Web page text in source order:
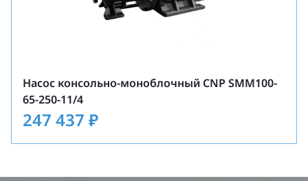
Максимальное давление на входе: 10 бар
(выше по запросу).
Насос консольно-моноблочный CNP SMM100-
65-250-11/4
247 437 ₽